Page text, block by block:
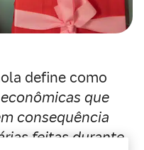
define como
que
consequência
feitas durante